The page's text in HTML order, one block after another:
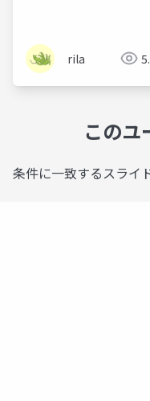
rila
このユ
条件に一致するスライ